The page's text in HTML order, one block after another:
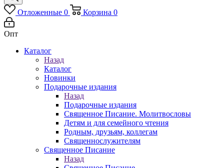
Отложенные 0 Корзина 0
Опт
Каталог
Назад
Каталог
Новинки
Подарочные издания
Назад
Подарочные издания
Священное Писание. Молитвословы
Детям и для семейного чтения
Родным, друзьям, коллегам
Священнослужителям
Священное Писание
Назад